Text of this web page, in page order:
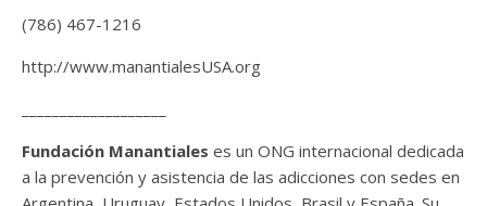
(786) 467-1216
http://www.manantialesUSA.org
Fundación Manantiales es un ONG internacional dedicada
a la prevención y asistencia de las adicciones con sedes en